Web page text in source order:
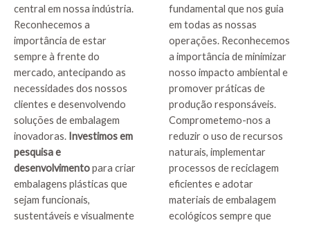
central em nossa indústria.
Reconhecemos a
importância de estar
sempre à frente do
mercado, antecipando as
necessidades dos nossos
clientes e desenvolvendo
soluções de embalagem
inovadoras. Investimos em
pesquisa e
desenvolvimentopara criar
embalagens plásticas que
sejam funcionais,
sustentáveis e visualmente
fundamental que nos guia
em todas as nossas
operações. Reconhecemos
a importância de minimizar
nosso impacto ambiental e
promover práticas de
produção responsáveis.
Comprometemo-nos a
reduzir o uso de recursos
naturais, implementar
processos de reciclagem
eficientes e adotar
materiais de embalagem
ecológicos sempre que